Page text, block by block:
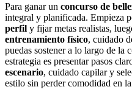
Para ganar un concurso de
integral y planificada. Empieza
perfil y fijar metas realistas,
entrenamiento físico, cuidado
puedas sostener a lo largo de la
estrategia es presentar pasos
escenario, cuidado capilar y
estilo sin perder comodidad en la